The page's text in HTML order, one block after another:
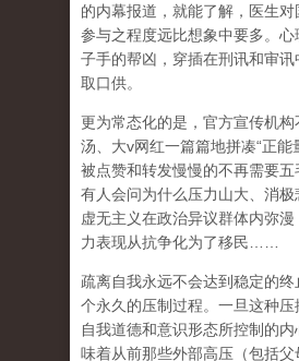
的内幕报道，就能了解，医生
参与之程度远比想象中要多。心
子手的帮凶，穿插在刑讯和审
取口供。
更为常态化的是，官方宣传机
汤、大v网红一篇篇地拼凑“正能
被点赞和转发慢慢的不再需要
有人会问为什么压力山大、消极
虚无主义在政治异议群体内弥漫
力表现从抗争化为了移民
疏离自我永远不会达到稳定的
个永久的压制过程。一旦这种压
自我道德和意识形态所控制的
味着从前那些外部高压（包括父